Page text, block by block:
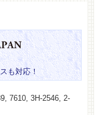
も対応！
7610, 3H-2546, 2-